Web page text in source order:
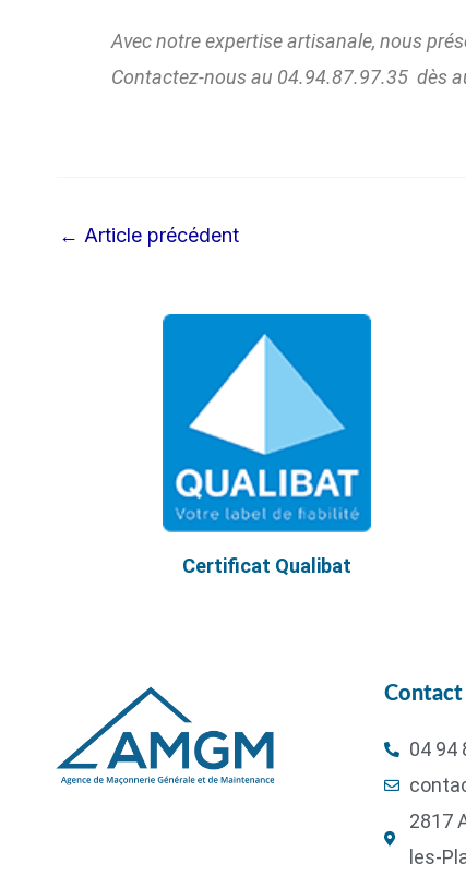
Avec notre expertise artisanale, nous
Contactez-nous au 04.94.87.97.35 dès
← Article précédent
Certificat Qualibat
Contact
04 94
2817
les-